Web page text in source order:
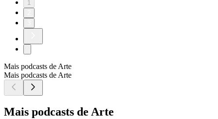
1
Mais podcasts de Arte
Mais podcasts de Arte
Mais podcasts de Arte